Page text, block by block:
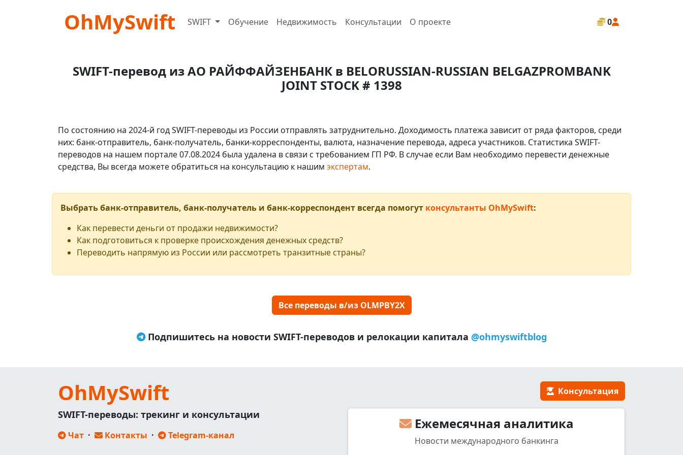
OhMySwift SWIFT Обучение Недвижимость Консультации О проекте 0
SWIFT-перевод из АО РАЙФФАЙЗЕНБАНК в BELORUSSIAN-RUSSIAN BELGAZPROMBANK
JOINT STOCK # 1398
По состоянию на 2024-й год SWIFT-переводы из России отправлять затруднительно. Доходимость платежа зависит от ряда факторов, среди
них: банк-отправитель, банк-получатель, банки-корреспонденты, валюта, назначение перевода, адреса участников. Статистика SWIFT-
переводов на нашем портале 07.08.2024 была удалена в связи с требованием ГП РФ. В случае если Вам необходимо перевести денежные
средства, Вы всегда можете обратиться на консультацию к нашим экспертам.
Выбрать банк-отправитель, банк-получатель и банк-корреспондент всегда помогут консультанты OhMySwift:
Как перевести деньги от продажи недвижимости?
Как подготовиться к проверке происхождения денежных средств?
Переводить напрямую из России или рассмотреть транзитные страны?
Все переводы в/из OLMPBY2X
Подпишитесь на новости SWIFT-переводов и релокации капитала @ohmyswiftblog
OhMySwift Консультация
SWIFT-переводы: трекинг и консультации
Чат · Контакты · Telegram-канал
Ежемесячная аналитика
Новости международного банкинга